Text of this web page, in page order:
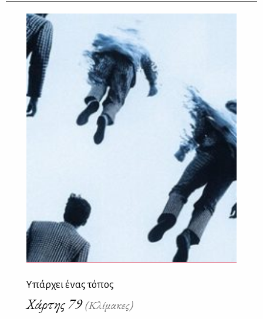
Υπάρχει ένας τόπος
Χάρτης 79(Κλίμακες)